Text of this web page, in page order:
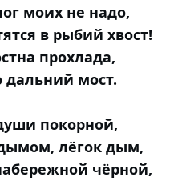
моих не надо,
в рыбий хвост!
прохлада,
дальний мост.
покорной,
лёгок дым,
чёрной,